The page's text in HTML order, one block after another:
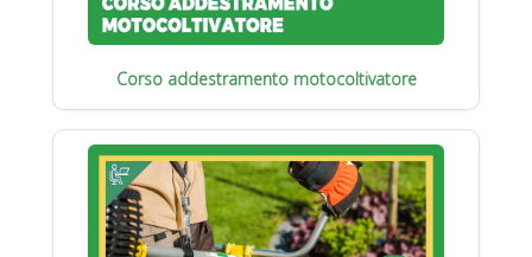
Corso addestramento motocoltivatore